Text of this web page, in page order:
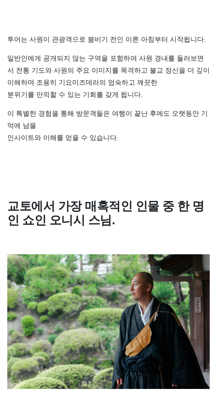
투어는 사원이 관광객으로 붐비기 전인 이른 아침부터 시작됩니다.
일반인에게 공개되지 않는 구역을 포함하여 사원 경내를 둘러보면
서 전통 기도와 사원의 주요 이미지를 목격하고 불교 정신을 더 깊이
이해하며 조용히 기요미즈데라의 엄숙하고 깨끗한
분위기를 만끽할 수 있는 기회를 갖게 됩니다.
이 특별한 경험을 통해 방문객들은 여행이 끝난 후에도 오랫동안 기
억에 남을
인사이트와 이해를 얻을 수 있습니다.
교토에서 가장 매혹적인 인물 중 한 명
인 쇼인 오니시 스님.